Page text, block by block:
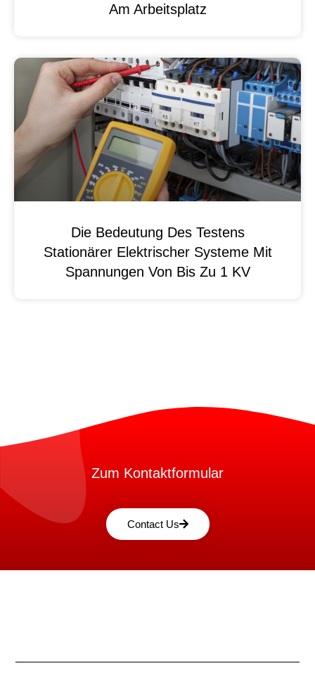
Am Arbeitsplatz
Die Bedeutung Des Testens
Stationärer Elektrischer Systeme Mit
Spannungen Von Bis Zu 1 KV
Zum Kontaktformular
Contact Us